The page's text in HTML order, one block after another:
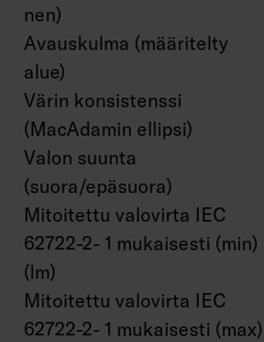
nen)
Avauskulma (määritelty
alue)
Värin konsistenssi
(MacAdamin ellipsi)
Valon suunta
(suora/epäsuora)
Mitoitettu valovirta IEC
62722-2- 1 mukaisesti (min)
(lm)
Mitoitettu valovirta IEC
62722-2- 1 mukaisesti (max)